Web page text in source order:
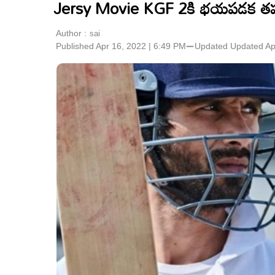
Jersy Movie KGF 2కి భయపడక
Author : sai
Published Apr 16, 2022 | 6:49 PM⚊Updated Updated